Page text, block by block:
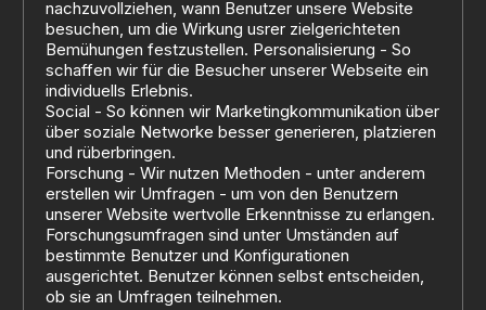
nachzuvollziehen, wann Benutzer unsere Website
besuchen, um die Wirkung usrer zielgerichteten
Bemühungen festzustellen. Personalisierung - So
schaffen wir für die Besucher unserer Webseite ein
individuells Erlebnis.
Social - So können wir Marketingkommunikation über
über soziale Networke besser generieren, platzieren
und rüberbringen.
Forschung - Wir nutzen Methoden - unter anderem
erstellen wir Umfragen - um von den Benutzern
unserer Website wertvolle Erkenntnisse zu erlangen.
Forschungsumfragen sind unter Umständen auf
bestimmte Benutzer und Konfigurationen
ausgerichtet. Benutzer können selbst entscheiden,
ob sie an Umfragen teilnehmen.